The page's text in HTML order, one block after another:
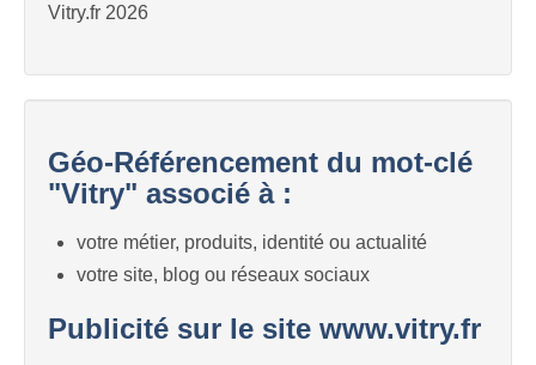
Vitry.fr 2026
Géo-Référencement du mot-clé
"Vitry" associé à :
votre métier, produits, identité ou actualité
votre site, blog ou réseaux sociaux
Publicité sur le site www.vitry.fr